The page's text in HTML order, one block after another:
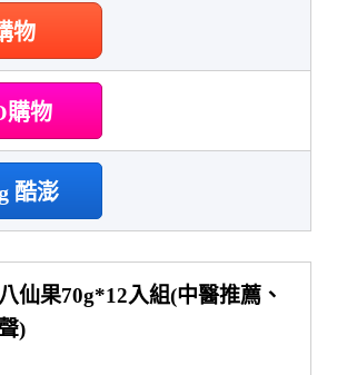
物
購物
酷澎
仙果70g*12入組(中醫推薦、
)